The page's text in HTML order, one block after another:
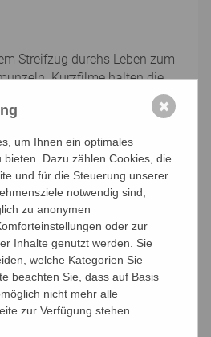
Streifzug durchs Leben zum
Kurzfilme halten die
Herz für das Andere und
Keine Anmeldung nötig
St. Martin | B26-
um Ihnen ein optimales
Dazu zählen Cookies, die
und für die Steuerung unserer
notwendig sind,
zu anonymen
oder zur
Inhalte genutzt werden. Sie
welche Kategorien Sie
beachten Sie, dass auf Basis
nicht mehr alle
zur Verfügung stehen.
✖